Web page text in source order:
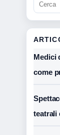
Medici
come
teatrali